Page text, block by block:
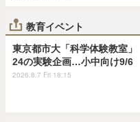
教育イベント
東京都市大「科学体験教室」
24の実験企画…小中向け9/6
2026.8.7 Fri 18:15